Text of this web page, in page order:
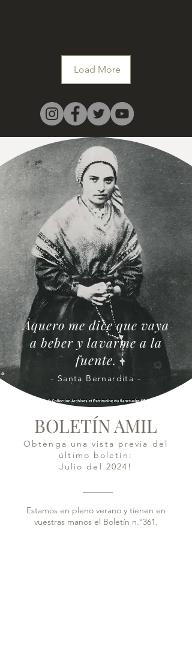
Load More
Aquero me dice que vaya
a beber y lavarme a la
fuente.
- Santa Bernardita -
BOLETÍN AMIL
Obtenga una vista previa del
último boletín:
Julio del 2024!
Estamos en pleno verano y tienen en
vuestras manos el Boletín n.°361.